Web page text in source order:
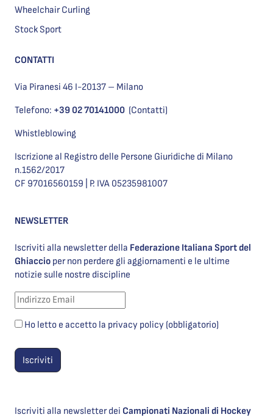
Wheelchair Curling
Stock Sport
CONTATTI
Via Piranesi 46 I-20137 – Milano
Telefono: +39 02 70141000 (Contatti)
Whistleblowing
Iscrizione al Registro delle Persone Giuridiche di Milano
n.1562/2017
CF 97016560159 | P. IVA 05235981007
NEWSLETTER
Iscriviti alla newsletter della Federazione Italiana Sport del
Ghiaccio per non perdere gli aggiornamenti e le ultime
notizie sulle nostre discipline
Ho letto e accetto la privacy policy (obbligatorio)
Iscriviti alla newsletter dei Campionati Nazionali di Hockey